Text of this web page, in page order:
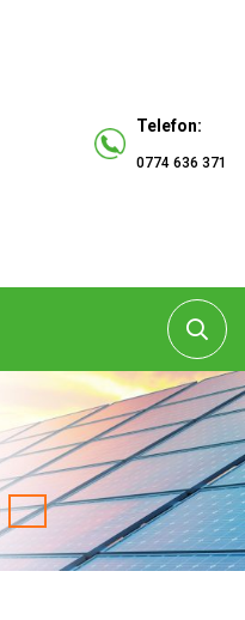
Telefon:
0774 636 371